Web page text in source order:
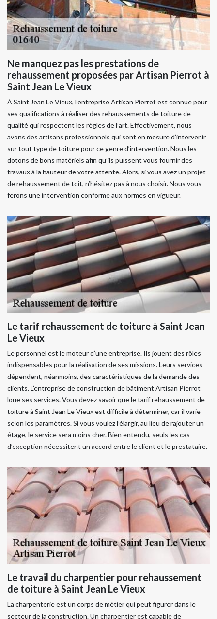
Ne manquez pas les prestations de
rehaussement proposées par Artisan Pierrot à
Saint Jean Le Vieux
À Saint Jean Le Vieux, l’entreprise Artisan Pierrot est connue pour
ses qualifications à réaliser des rehaussements de toiture de
qualité qui respectent les règles de l’art. Effectivement, nous
avons des artisans professionnels qui sont en mesure d’intervenir
sur tout type de toiture pour ce genre d’intervention. Nous les
dotons de bons matériels afin qu’ils puissent vous fournir des
travaux à la hauteur de votre attente. Alors, si vous avez un projet
de rehaussement de toit, n’hésitez pas à nous choisir. Nous vous
ferons une intervention conforme aux normes en vigueur.
Le tarif rehaussement de toiture à Saint Jean
Le Vieux
Le personnel est le moteur d’une entreprise. Ils jouent des rôles
indispensables pour la réalisation de ses missions. Leurs services
dépendent, néanmoins, des caractéristiques de la demande des
clients. L’entreprise de construction de bâtiment Artisan Pierrot
loue ses services. Vous devez savoir que le tarif rehaussement de
toiture à Saint Jean Le Vieux est difficile à déterminer, car il varie
selon les paramètres. Si vous voulez l’élargir, au lieu de rajouter un
étage, le service sera moins cher. Bien entendu, seuls les cas
d’exception nécessitent un accord entre le client et le prestataire.
Le travail du charpentier pour rehaussement
de toiture à Saint Jean Le Vieux
La charpenterie est un corps de métier qui peut figurer dans le
secteur de la construction. Un charpentier est capable de